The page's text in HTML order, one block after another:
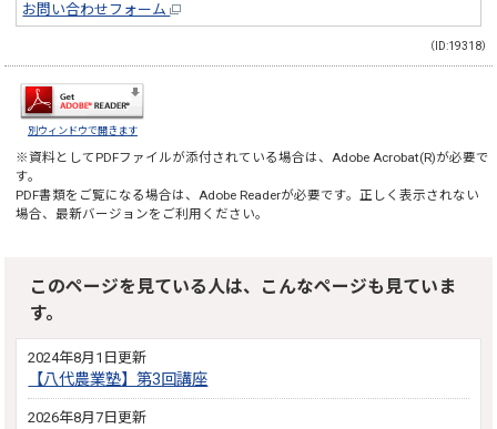
お問い合わせフォーム
（ID:19318）
別ウィンドウで開きます
※資料としてPDFファイルが添付されている場合は、Adobe Acrobat(R)が必要で
す。
PDF書類をご覧になる場合は、Adobe Readerが必要です。正しく表示されない
場合、最新バージョンをご利用ください。
このページを見ている人は、こんなページも見ていま
す。
2024年8月1日更新
【八代農業塾】第3回講座
2026年8月7日更新